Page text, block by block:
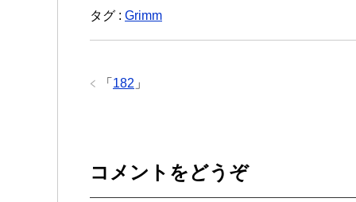
タグ : Grimm
「 182 」
コメントをどうぞ